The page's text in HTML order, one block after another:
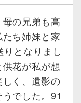
の兄弟も高
ち姉妹と家
となりまし
花が私が想
く、遺影の
でした。91